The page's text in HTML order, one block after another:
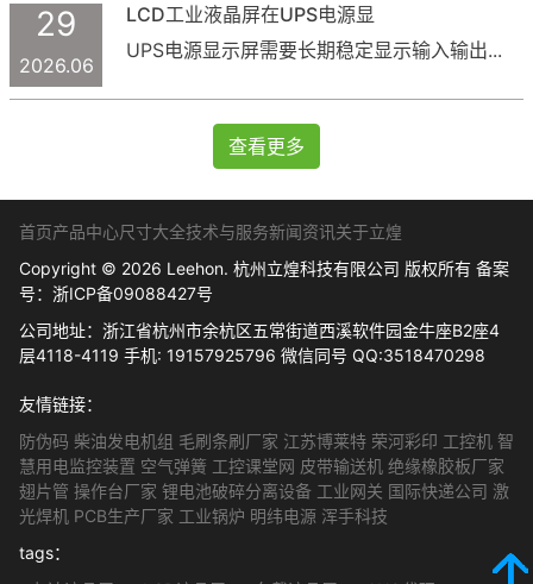
29
2026.06
LCD工业液晶屏在UPS电源显
UPS电源显示屏需要长期稳定显示输入输出...
查看更多
首页产品中心尺寸大全技术与服务新闻资讯关于立煌
Copyright © 2026 Leehon. 杭州立煌科技有限公司 版权所有 备案
号： 浙ICP备09088427号
公司地址：浙江省杭州市余杭区五常街道西溪软件园金牛座B2座4
层4118-4119 手机: 19157925796 微信同号 QQ:3518470298
友情链接：
防伪码 柴油发电机组 毛刷条刷厂家 江苏博莱特 荣河彩印 工控机 智
慧用电监控装置 空气弹簧 工控课堂网 皮带输送机 绝缘橡胶板厂家
翅片管 操作台厂家 锂电池破碎分离设备 工业网关 国际快递公司 激
光焊机 PCB生产厂家 工业锅炉 明纬电源 浑手科技
tags：